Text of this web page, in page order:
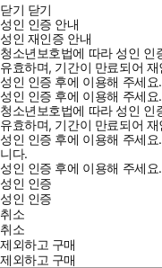
닫기 닫기
성인 인증 안내
성인 재인증 안내
청소년보호법에 따라 성인 인
유효하며, 기간이 만료되어
성인 인증 후에 이용해 주세
성인 인증 후에 이용해 주세요.
청소년보호법에 따라 성인 인
유효하며, 기간이 만료되어
성인 인증 후에 이용해 주세
니다.
성인 인증 후에 이용해 주세요.
성인 인증
성인 인증
취소
취소
제외하고 구매
제외하고 구매